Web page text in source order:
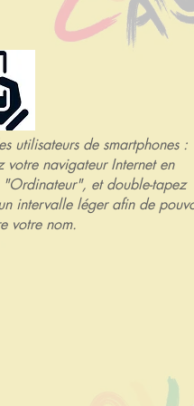
utilisateurs de smartphones :
votre navigateur Internet en
et double-tapez
intervalle léger afin de
votre nom.